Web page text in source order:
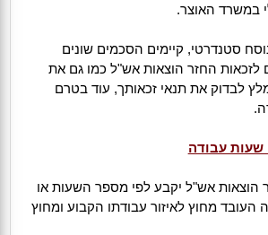
במשרד האוצר.
סטנדרטי, קיימים הסכמים שונים
לזכאות החזר הוצאות אש"ל כמו גם את
לבדוק את תנאי זכאותך, עוד בטרם
שעות עבודה
הוצאות אש"ל יקבע לפי מספר השעות או
מחוץ לאיזור עבודתו הקבוע ומחוץ